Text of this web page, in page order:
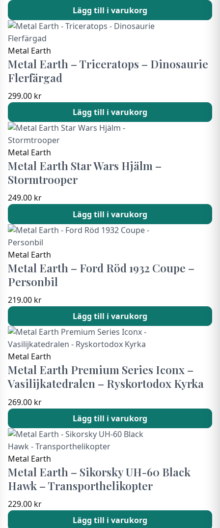
Lägg till i varukorg
Metal Earth
Metal Earth – Triceratops – Dinosaurie
Flerfärgad
299.00 kr
Lägg till i varukorg
Metal Earth
Metal Earth Star Wars Hjälm –
Stormtrooper
249.00 kr
Lägg till i varukorg
Metal Earth
Metal Earth – Ford Röd 1932 Coupe –
Personbil
219.00 kr
Lägg till i varukorg
Metal Earth
Metal Earth Premium Series Iconx –
Vasilijkatedralen – Ryskortodox Kyrka
269.00 kr
Lägg till i varukorg
Metal Earth
Metal Earth – Sikorsky UH-60 Black
Hawk – Transporthelikopter
229.00 kr
Lägg till i varukorg